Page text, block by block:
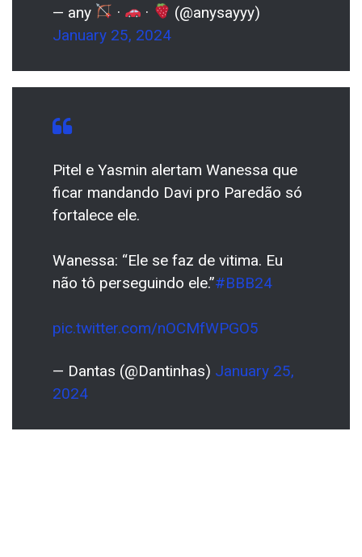
— any · ·
(@anysayyy)
January 25, 2024
Pitel e Yasmin alertam Wanessa que
ficar mandando Davi pro Paredão só
fortalece ele.
Wanessa: “Ele se faz de vitima. Eu
não tô perseguindo ele.”#BBB24
pic.twitter.com/nOCMfWPGO5
— Dantas (@Dantinhas) January 25,
2024